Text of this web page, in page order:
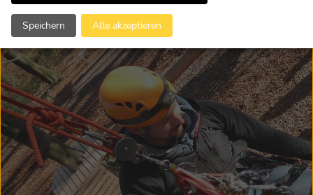
Speichern Alle akzeptieren